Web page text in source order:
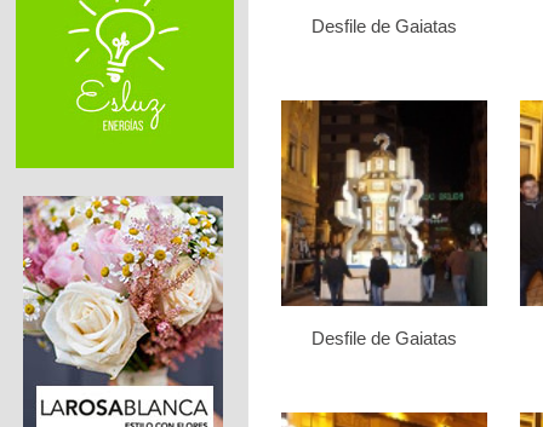
Desfile de Gaiatas
Desfile de Gaiatas